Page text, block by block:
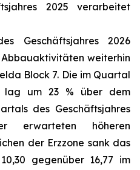
2025 verarbeitet
Geschäftsjahres 2026
weiterhin
Block 7. Die im Quartal
lag um 23 % über dem
des Geschäftsjahres
erwarteten höheren
der Erzzone sank das
gegenüber 16,77 im